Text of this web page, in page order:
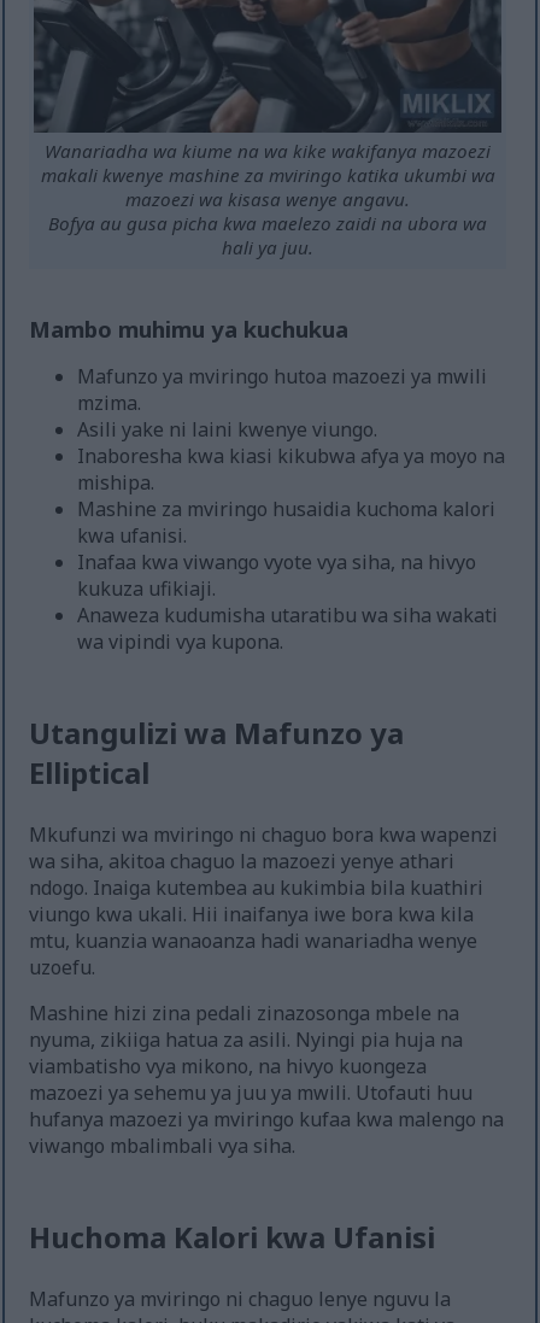
Wanariadha wa kiume na wa kike wakifanya mazoezi
makali kwenye mashine za mviringo katika ukumbi wa
mazoezi wa kisasa wenye angavu.
Bofya au gusa picha kwa maelezo zaidi na ubora wa
hali ya juu.
Mambo muhimu ya kuchukua
Mafunzo ya mviringo hutoa mazoezi ya mwili
mzima.
Asili yake ni laini kwenye viungo.
Inaboresha kwa kiasi kikubwa afya ya moyo na
mishipa.
Mashine za mviringo husaidia kuchoma kalori
kwa ufanisi.
Inafaa kwa viwango vyote vya siha, na hivyo
kukuza ufikiaji.
Anaweza kudumisha utaratibu wa siha wakati
wa vipindi vya kupona.
Utangulizi wa Mafunzo ya
Elliptical
Mkufunzi wa mviringo ni chaguo bora kwa wapenzi
wa siha, akitoa chaguo la mazoezi yenye athari
ndogo. Inaiga kutembea au kukimbia bila kuathiri
viungo kwa ukali. Hii inaifanya iwe bora kwa kila
mtu, kuanzia wanaoanza hadi wanariadha wenye
uzoefu.
Mashine hizi zina pedali zinazosonga mbele na
nyuma, zikiiga hatua za asili. Nyingi pia huja na
viambatisho vya mikono, na hivyo kuongeza
mazoezi ya sehemu ya juu ya mwili. Utofauti huu
hufanya mazoezi ya mviringo kufaa kwa malengo na
viwango mbalimbali vya siha.
Huchoma Kalori kwa Ufanisi
Mafunzo ya mviringo ni chaguo lenye nguvu la